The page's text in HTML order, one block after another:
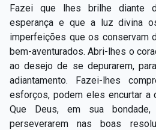
Capítulo XXVI — Dai
gratuitamente recebestes
Capítulo XXVII — Pedi e
Capítulo XXVIII — Coletânea de
Fazei que lhes brilhe diante
esperança e que a luz divina
imperfeições que os conservam
bem-aventurados. Abri-lhes o
ao desejo de se depurarem,
adiantamento. Fazei-lhes
esforços, podem eles encurtar a
Que Deus, em sua
perseverarem nas boas